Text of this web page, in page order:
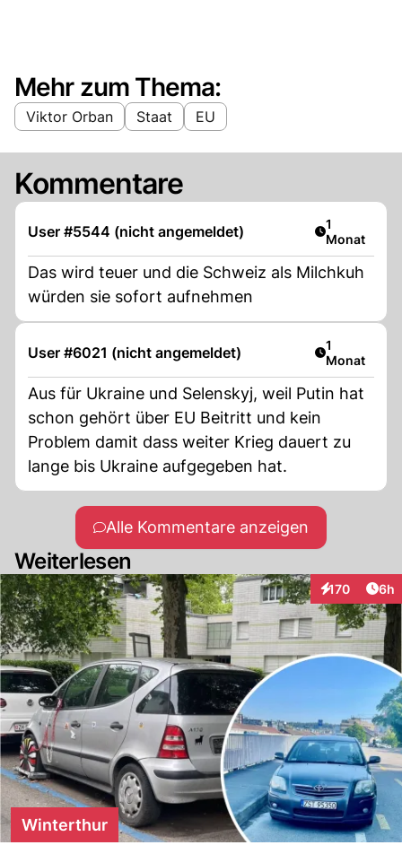
Mehr zum Thema:
Viktor Orban Staat EU
Kommentare
User #5544 (nicht angemeldet) Artikel
1
Monat
Das wird teuer und die Schweiz als Milchkuh
würden sie sofort aufnehmen
User #6021 (nicht angemeldet) Artikel
1
Monat
Aus für Ukraine und Selenskyj, weil Putin hat
schon gehört über EU Beitritt und kein
Problem damit dass weiter Krieg dauert zu
lange bis Ukraine aufgegeben hat.
Alle Kommentare anzeigen
Weiterlesen
170
Interaktionen
6h
Winterthur